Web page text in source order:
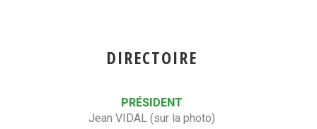
DIRECTOIRE
PRÉSIDENT
Jean VIDAL (sur la photo)